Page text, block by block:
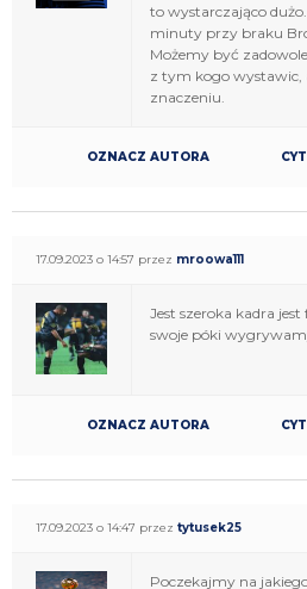
to wystarczająco dużo.
minuty przy braku
Możemy być
z tym kogo
znaczeniu.
OZNACZ AUTORA
17.09.2023 o 14:57 przez mroowa111
Jest szeroka kadra
swoje póki
OZNACZ AUTORA
17.09.2023 o 14:47 przez tytusek25
Poczekajmy na